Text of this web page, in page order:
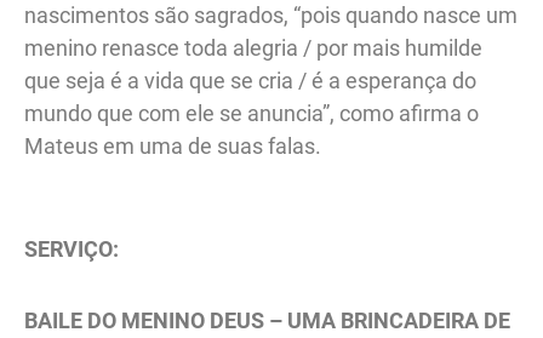
nascimentos são sagrados, “pois quando nasce um
menino renasce toda alegria / por mais humilde
que seja é a vida que se cria / é a esperança do
mundo que com ele se anuncia”, como afirma o
Mateus em uma de suas falas.
SERVIÇO:
BAILE DO MENINO DEUS – UMA BRINCADEIRA DE